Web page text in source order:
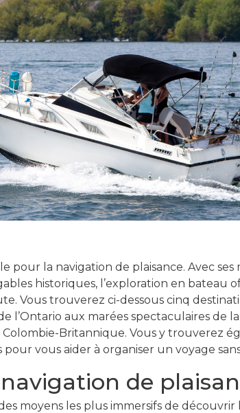
pour la navigation de plaisance. Avec
historiques, l’exploration en bateau
Vous trouverez ci-dessous cinq
l’Ontario aux marées spectaculaires de
Britannique. Vous y trouverez
vous aider à organiser un voyage
de
moyens les plus immersifs de